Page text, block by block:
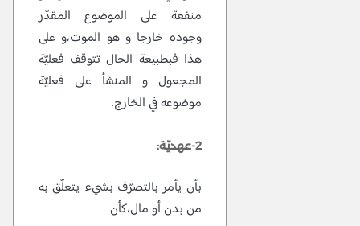
منفعة على الموضوع المقدّر
وجوده خارجا و هو الموت،و على
هذا فبطبيعة الحال تتوقف فعليّة
المجعول و المنشأ على فعليّة
موضوعه في الخارج.
2-عهديّة:
بأن يأمر بالتصرّف بشيء يتعلّق به
من بدن أو مال،كأن